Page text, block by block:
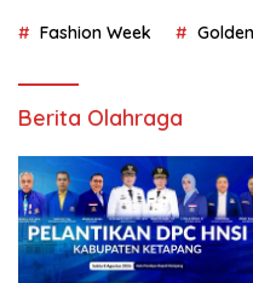
Fashion Week
Berita Olahraga